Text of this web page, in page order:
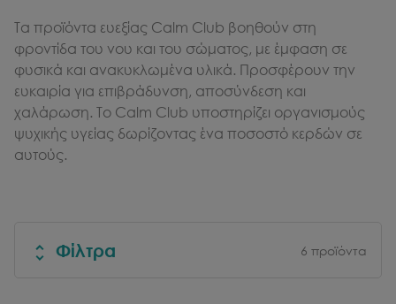
Τα προϊόντα ευεξίας Calm Club βοηθούν στη
φροντίδα του νου και του σώματος, με έμφαση σε
φυσικά και ανακυκλωμένα υλικά. Προσφέρουν την
ευκαιρία για επιβράδυνση, αποσύνδεση και
χαλάρωση. Το Calm Club υποστηρίζει οργανισμούς
ψυχικής υγείας δωρίζοντας ένα ποσοστό κερδών σε
αυτούς.
Φίλτρα 6 προϊόντα